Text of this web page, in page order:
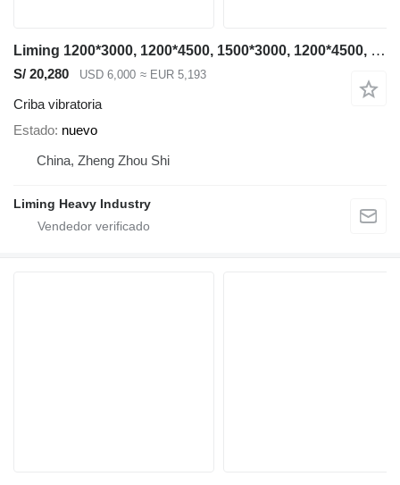
Liming 1200*3000, 1200*4500, 1500*3000, 1200*4500, 1500*3000, 1500*4500
S/ 20,280 USD 6,000 ≈ EUR 5,193
Criba vibratoria
Estado nuevo
China, Zheng Zhou Shi
Liming Heavy Industry